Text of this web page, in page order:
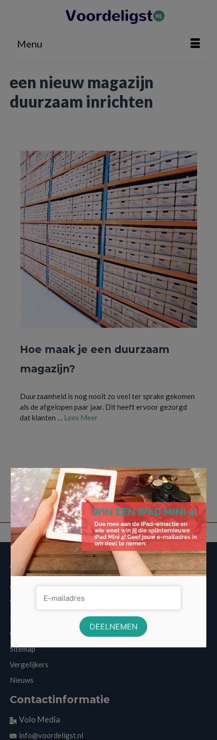
Menu
een nieuw magazijn
duurzaam inrichten
Hoe maak je een duurzaam
magazijn?
Duurzaamheid is nog nooit zo veel ter sprake gekomen
als de afgelopen paar jaar. Dit heeft ervoor gezorgd
dat klanten … Lees Meer
mogelijkheden om te verduurzamen,Stellingstunt gebruikte palletstellingen
Overige informatie
Over Voordeligst.nl
Veelgestelde vragen
Disclaimer
Cookies
Sitemap
Vergelijkers
Nieuws
Contactinformatie
Volo Media
info@voordeligst.nl
×